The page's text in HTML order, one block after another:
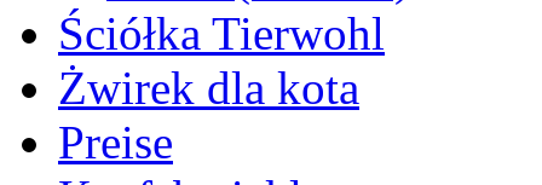
Ściółka Tierwohl
Żwirek dla kota
Preise